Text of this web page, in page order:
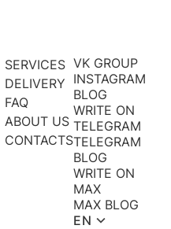
SERVICES
DELIVERY
FAQ
ABOUT US
CONTACTS
VK GROUP
INSTAGRAM
BLOG
WRITE ON
TELEGRAM
TELEGRAM
BLOG
WRITE ON
MAX
MAX BLOG
EN